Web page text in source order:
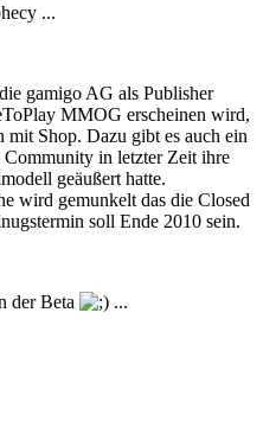
...
gamigo AG als Publisher
MMOG erscheinen wird,
mit Shop. Dazu gibt es auch ein
in letzter Zeit ihre
geäußert hatte.
wird gemunkelt das die Closed
soll Ende 2010 sein.
der Beta ...